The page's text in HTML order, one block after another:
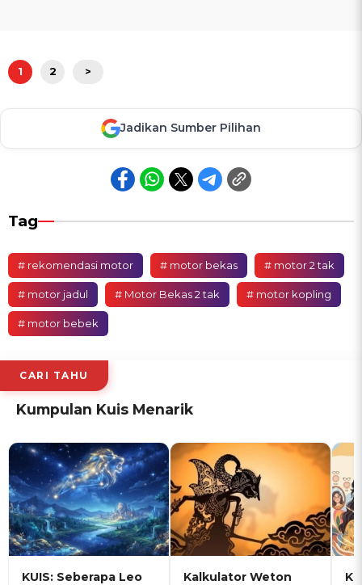
1 2 >
Jadikan Sumber Pilihan
Tag
# rekomendasi motor # motor bekas # motor 2 tak
# motor jadul # Motor Bekas 2 tak # motor kopling
# motor bebek
CARI TAHU
Kumpulan Kuis Menarik
KUIS: Seberapa Leo
Kalkulator Weton